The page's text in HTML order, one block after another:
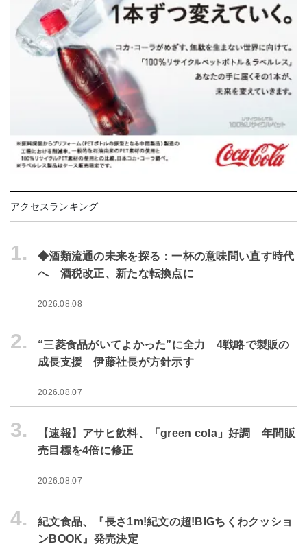
アクセスランキング
1.
◆酒類流通の未来を探る：一杯の意味問い直す時代
へ 酒税改正、新たな転換点に
2026.08.08
2.
“三菱食品がいてよかった”に全力 4戦略で製販の
成長支援 伊藤社長が方針示す
2026.08.07
3.
【速報】アサヒ飲料、「green cola」好調 年間販
売目標を4倍に修正
2026.08.07
4.
紀文食品、『長さ1m!紀文の超!BIGちくわクッショ
ンBOOK』発売決定